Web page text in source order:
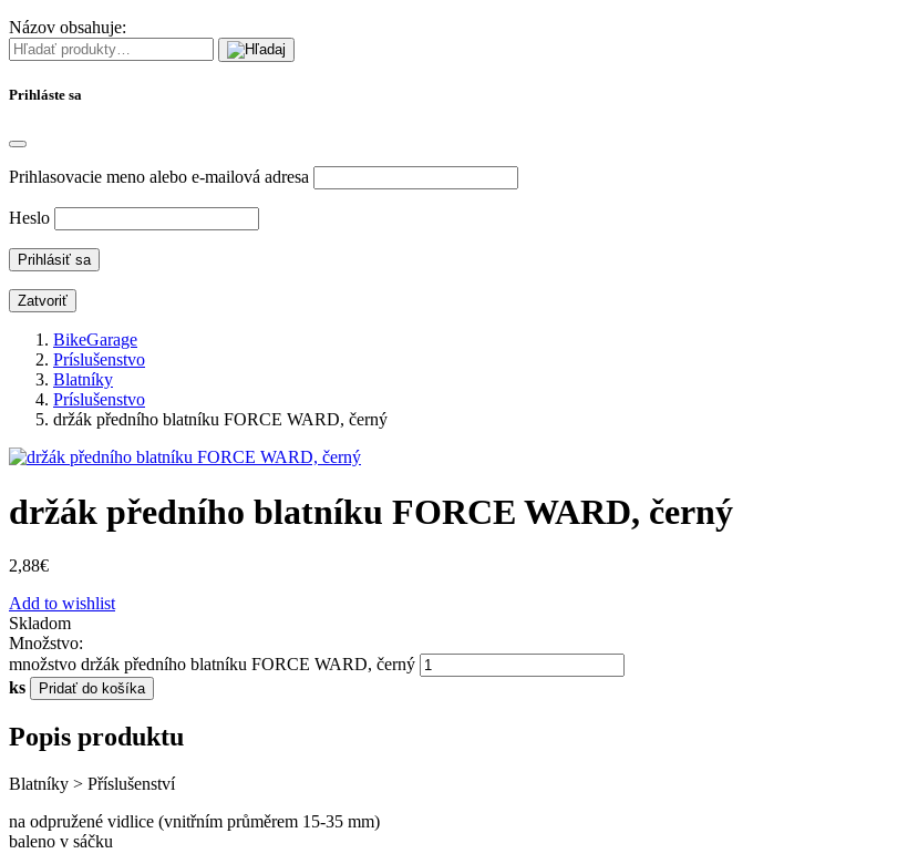
Názov obsahuje:
Prihláste sa
Prihlasovacie meno alebo e-mailová adresa
Heslo
Zatvoriť
BikeGarage
Príslušenstvo
Blatníky
Príslušenstvo
držák předního blatníku FORCE WARD, černý
držák předního blatníku FORCE WARD, černý
2,88€
Add to wishlist
Skladom
Množstvo:
množstvo držák předního blatníku FORCE WARD, černý
ks
Pridať do košíka
Popis produktu
Blatníky > Příslušenství
na odpružené vidlice (vnitřním průměrem 15-35 mm)
baleno v sáčku